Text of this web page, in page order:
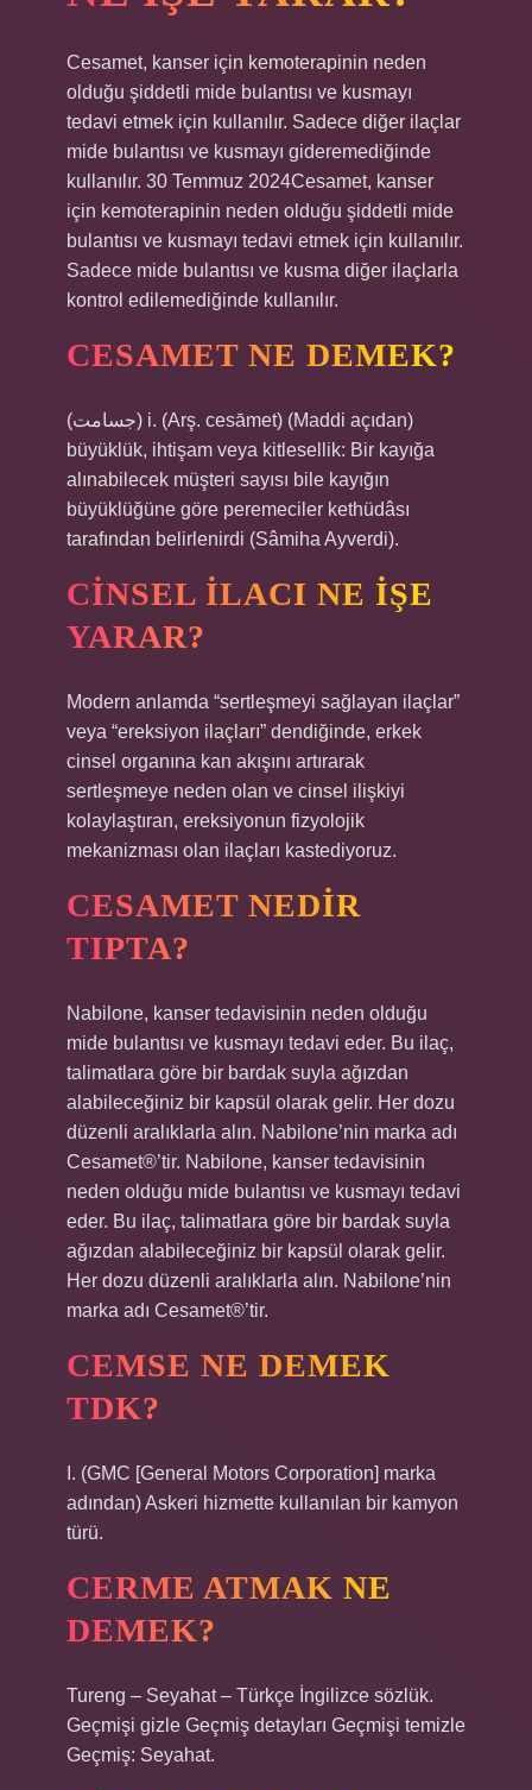
Cesamet, kanser için kemoterapinin neden
olduğu şiddetli mide bulantısı ve kusmayı
tedavi etmek için kullanılır. Sadece diğer ilaçlar
mide bulantısı ve kusmayı gideremediğinde
kullanılır. 30 Temmuz 2024Cesamet, kanser
için kemoterapinin neden olduğu şiddetli mide
bulantısı ve kusmayı tedavi etmek için kullanılır.
Sadece mide bulantısı ve kusma diğer ilaçlarla
kontrol edilemediğinde kullanılır.
CESAMET NE DEMEK?
(ﺟﺴﺎﻣﺖ) i. (Arş. cesāmet) (Maddi açıdan)
büyüklük, ihtişam veya kitlesellik: Bir kayığa
alınabilecek müşteri sayısı bile kayığın
büyüklüğüne göre peremeciler kethüdâsı
tarafından belirlenirdi (Sâmiha Ayverdi).
CINSEL ILACI NE IŞE
YARAR?
Modern anlamda “sertleşmeyi sağlayan ilaçlar”
veya “ereksiyon ilaçları” dendiğinde, erkek
cinsel organına kan akışını artırarak
sertleşmeye neden olan ve cinsel ilişkiyi
kolaylaştıran, ereksiyonun fizyolojik
mekanizması olan ilaçları kastediyoruz.
CESAMET NEDIR
TIPTA?
Nabilone, kanser tedavisinin neden olduğu
mide bulantısı ve kusmayı tedavi eder. Bu ilaç,
talimatlara göre bir bardak suyla ağızdan
alabileceğiniz bir kapsül olarak gelir. Her dozu
düzenli aralıklarla alın. Nabilone’nin marka adı
Cesamet®’tir. Nabilone, kanser tedavisinin
neden olduğu mide bulantısı ve kusmayı tedavi
eder. Bu ilaç, talimatlara göre bir bardak suyla
ağızdan alabileceğiniz bir kapsül olarak gelir.
Her dozu düzenli aralıklarla alın. Nabilone’nin
marka adı Cesamet®’tir.
CEMSE NE DEMEK
TDK?
I. (GMC [General Motors Corporation] marka
adından) Askeri hizmette kullanılan bir kamyon
türü.
CERME ATMAK NE
DEMEK?
Tureng – Seyahat – Türkçe İngilizce sözlük.
Geçmişi gizle Geçmiş detayları Geçmişi temizle
Geçmiş: Seyahat.